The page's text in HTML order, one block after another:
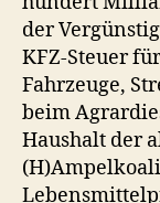
der
KFZ-Steuer
Fahrzeuge,
beim
Haushalt der